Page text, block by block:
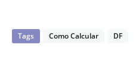
Tags Como Calcular DF